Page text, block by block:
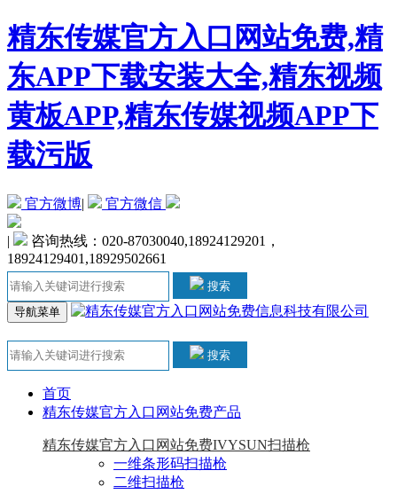
精东传媒官方入口网站免费,精
东APP下载安装大全,精东视频
黄板APP,精东传媒视频APP下
载污版
官方微博| 官方微信
|
咨询热线：020-87030040,18924129201，
18924129401,18929502661
搜索
导航菜单
搜索
首页
精东传媒官方入口网站免费产品
精东传媒官方入口网站免费IVYSUN扫描枪
一维条形码扫描枪
二维扫描枪